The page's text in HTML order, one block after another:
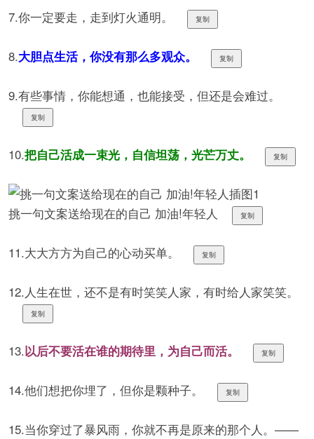
7.你一定要走，走到灯火通明。 复制
8.大胆点生活，你没有那么多观众。 复制
9.有些事情，你能想通，也能接受，但还是会难过。
复制
10.把自己活成一束光，自信坦荡，光芒万丈。 复制
挑一句文案送给现在的自己 加油!年轻人 复制
11.大大方方为自己的心动买单。 复制
12.人生在世，还不是有时笑笑人家，有时给人家笑笑。
复制
13.以后不要活在谁的期待里，为自己而活。 复制
14.他们想把你埋了，但你是颗种子。 复制
15.当你穿过了暴风雨，你就不再是原来的那个人。——